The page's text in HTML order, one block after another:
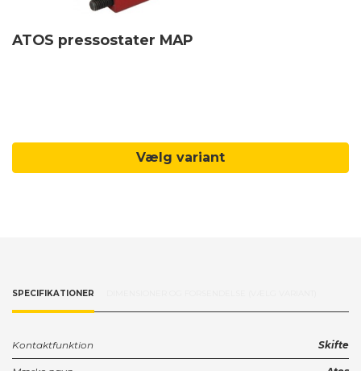
ATOS pressostater MAP
Vælg variant
SPECIFIKATIONER
Kontaktfunktion Skifte